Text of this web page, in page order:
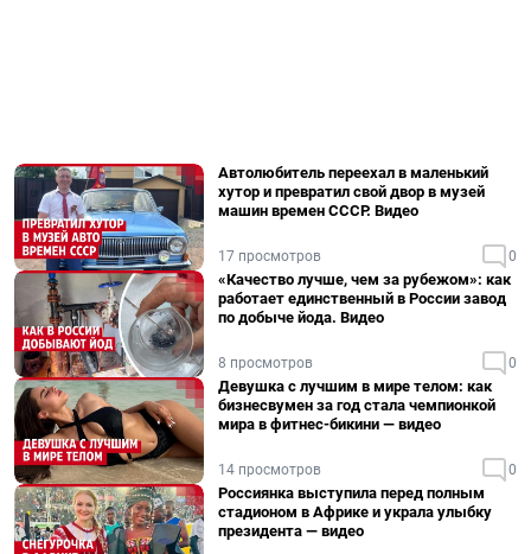
Автолюбитель переехал в маленький
хутор и превратил свой двор в музей
машин времен СССР. Видео
17 просмотров 0
«Качество лучше, чем за рубежом»: как
работает единственный в России завод
по добыче йода. Видео
8 просмотров 0
Девушка с лучшим в мире телом: как
бизнесвумен за год стала чемпионкой
мира в фитнес-бикини — видео
14 просмотров 0
Россиянка выступила перед полным
стадионом в Африке и украла улыбку
президента — видео